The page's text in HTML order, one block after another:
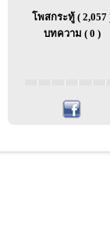
โพสกระทู้ ( 2,057
บทความ ( 0 )